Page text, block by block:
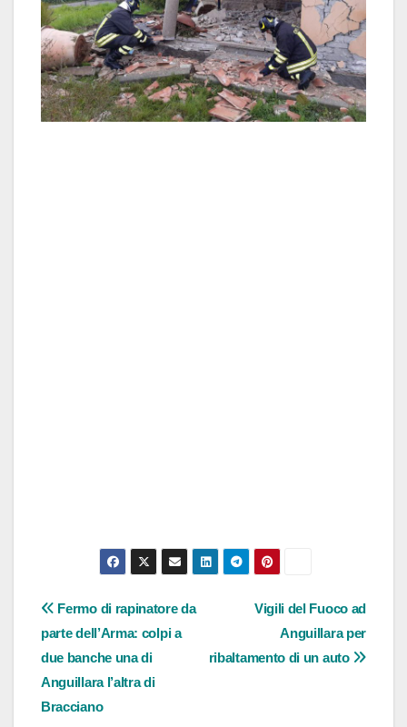
Navigazione
articoli
Vigili del Fuoco ad
Anguillara per
ribaltamento di un auto
Fermo di rapinatore da
parte dell’Arma: colpi a
due banche una di
Anguillara l’altra di
Bracciano